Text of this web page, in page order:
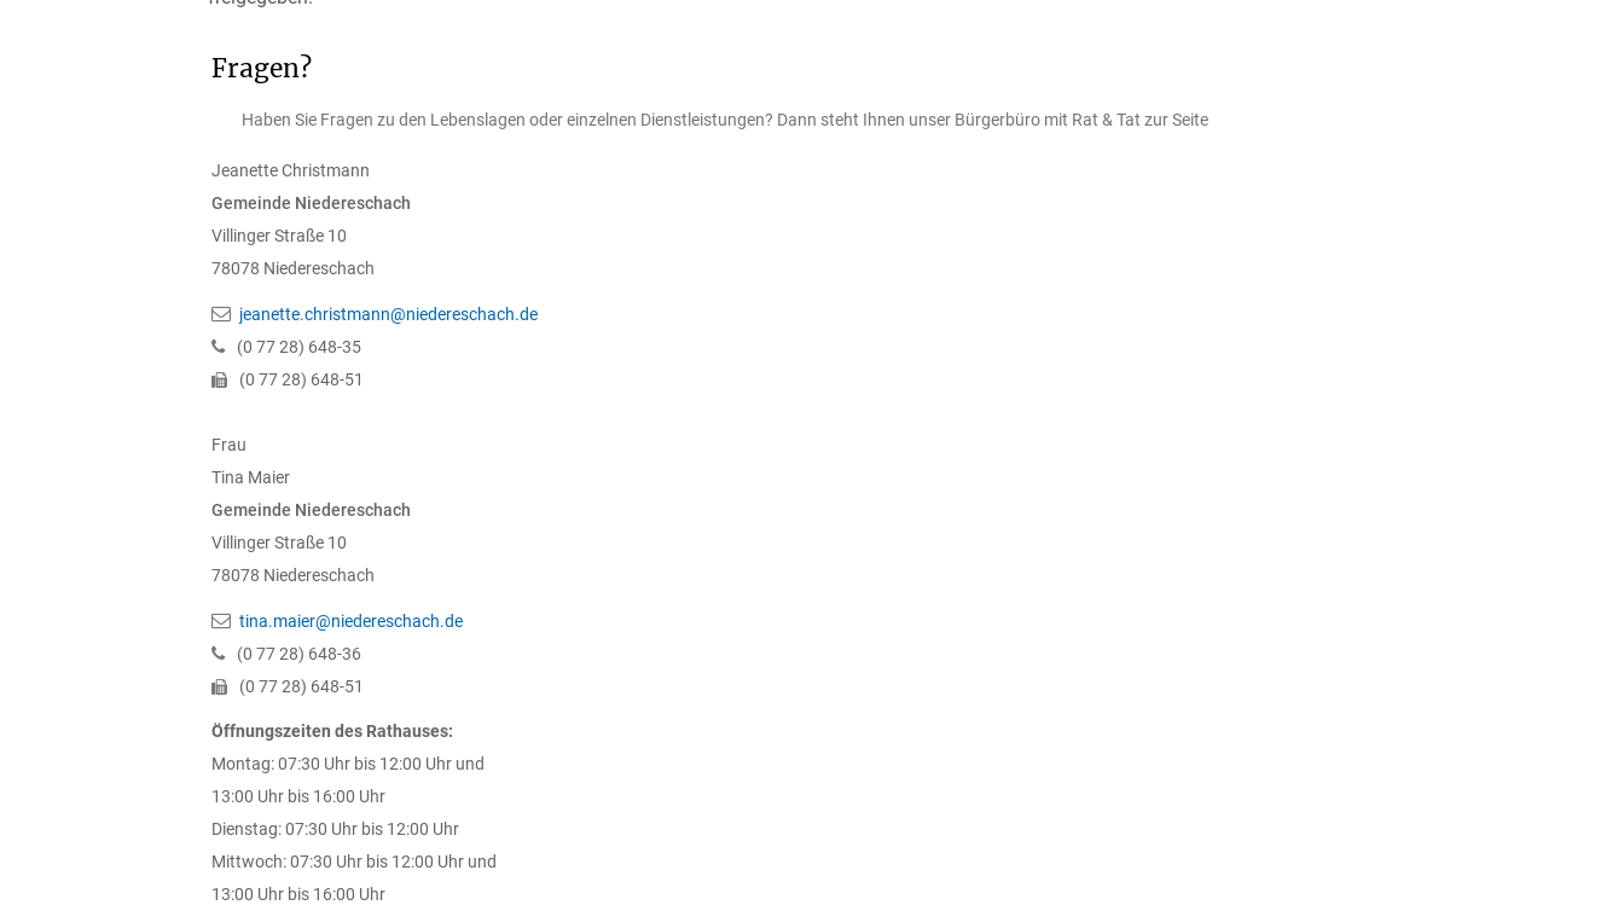
Fragen?
Haben Sie Fragen zu den Lebenslagen oder einzelnen Dienstleistungen? Dann steht Ihnen unser Bürgerbüro mit Rat & Tat zur Seite
JeanetteChristmann
Gemeinde Niedereschach
Villinger Straße 10
78078 Niedereschach
jeanette.christmann@niedereschach.de
(0 7728) 648-35
(0 7728) 648-51
Frau
Tina Maier
Gemeinde Niedereschach
Villinger Straße 10
78078 Niedereschach
tina.maier@niedereschach.de
(0 7728) 648-36
(0 7728) 648-51
Öffnungszeiten des Rathauses:
Montag: 07:30 Uhr bis 12:00 Uhr und
13:00 Uhr bis 16:00 Uhr
Dienstag: 07:30 Uhr bis 12:00 Uhr
Mittwoch: 07:30 Uhr bis 12:00 Uhr und
13:00 Uhr bis 16:00 Uhr